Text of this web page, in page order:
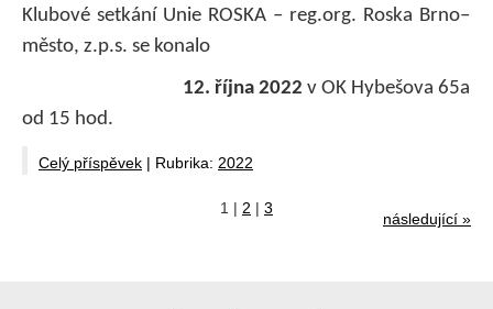
Klubové setkání Unie ROSKA – reg.org. Roska Brno–
město, z.p.s. se konalo
12. října2022 v OK Hybešova 65a
od 15 hod.
Celý příspěvek | Rubrika: 2022
1 | 2 | 3
následující »